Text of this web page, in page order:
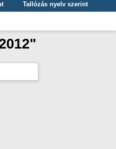
Tallózás nyelv szerint